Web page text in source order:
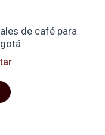
de café para